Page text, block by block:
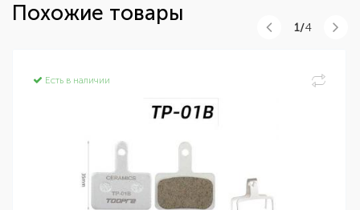
Похожие товары
Есть в наличии
1/4